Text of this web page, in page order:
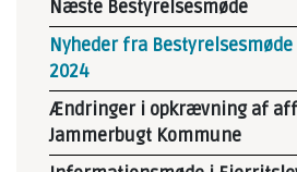
Næste Bestyrelsesmøde
Nyheder fra
2024
Ændringer i opkrævning af
Jammerbugt Kommune